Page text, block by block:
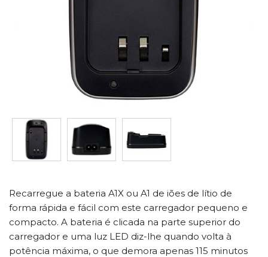
Recarregue a bateria A1X ou A1 de iões de lítio de
forma rápida e fácil com este carregador pequeno e
compacto. A bateria é clicada na parte superior do
carregador e uma luz LED diz-lhe quando volta à
potência máxima, o que demora apenas 115 minutos